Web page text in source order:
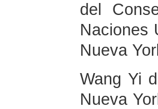
del
Naciones
Nueva
Wang Yi
Nueva